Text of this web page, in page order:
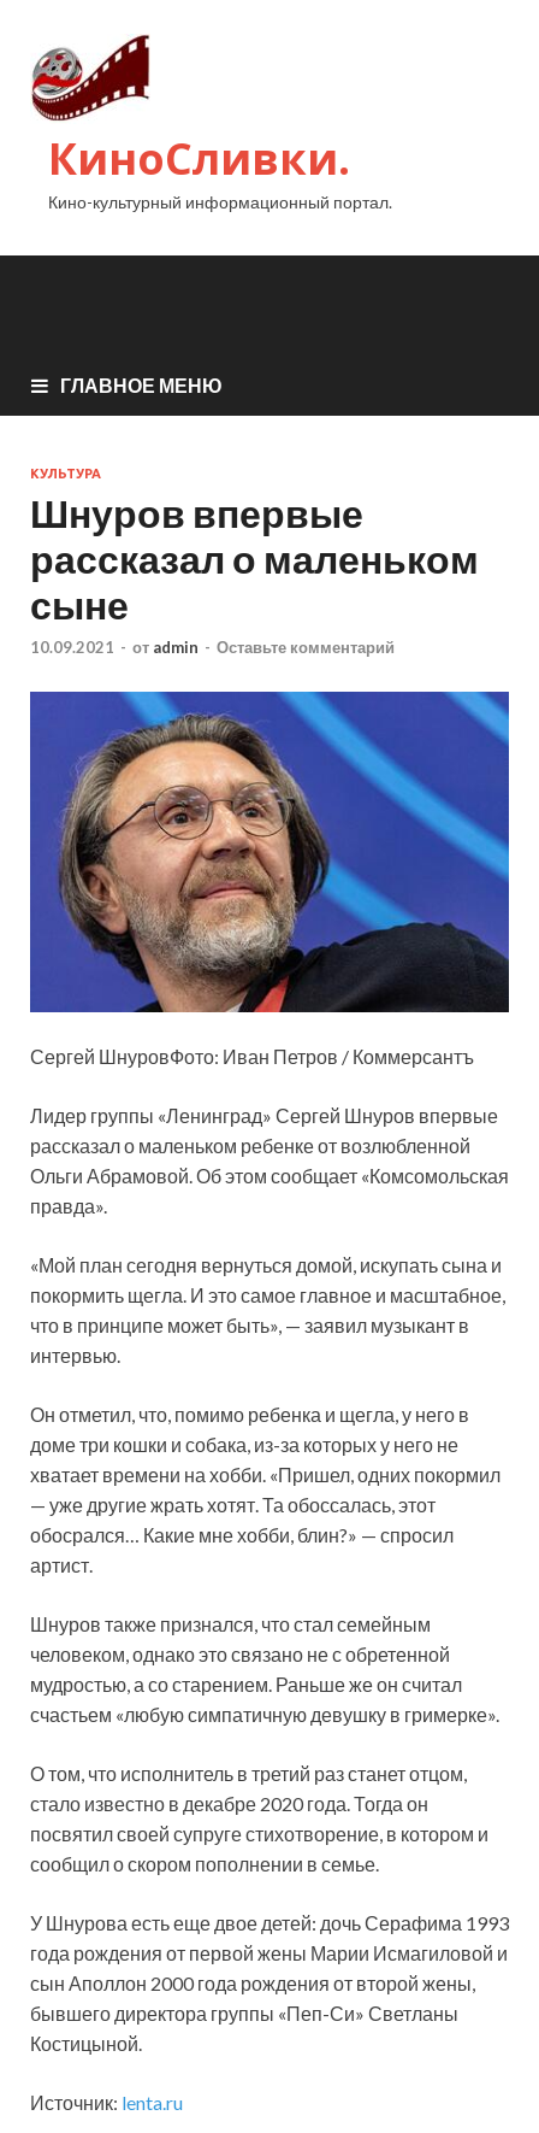
КиноСливки.
Кино-культурный информационный портал.
ГЛАВНОЕ МЕНЮ
КУЛЬТУРА
Шнуров впервые
рассказал о маленьком
сыне
10.09.2021 - от admin - Оставьте комментарий
Сергей ШнуровФото: Иван Петров / Коммерсантъ
Лидер группы «Ленинград» Сергей Шнуров впервые
рассказал о маленьком ребенке от возлюбленной
Ольги Абрамовой. Об этом сообщает «Комсомольская
правда».
«Мой план сегодня вернуться домой, искупать сына и
покормить щегла. И это самое главное и масштабное,
что в принципе может быть», — заявил музыкант в
интервью.
Он отметил, что, помимо ребенка и щегла, у него в
доме три кошки и собака, из-за которых у него не
хватает времени на хобби. «Пришел, одних покормил
— уже другие жрать хотят. Та обоссалась, этот
обосрался… Какие мне хобби, блин?» — спросил
артист.
Шнуров также признался, что стал семейным
человеком, однако это связано не с обретенной
мудростью, а со старением. Раньше же он считал
счастьем «любую симпатичную девушку в гримерке».
О том, что исполнитель в третий раз станет отцом,
стало известно в декабре 2020 года. Тогда он
посвятил своей супруге стихотворение, в котором и
сообщил о скором пополнении в семье.
У Шнурова есть еще двое детей: дочь Серафима 1993
года рождения от первой жены Марии Исмагиловой и
сын Аполлон 2000 года рождения от второй жены,
бывшего директора группы «Пеп-Си» Светланы
Костицыной.
Источник: lenta.ru